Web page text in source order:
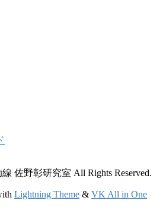
佐野彰研究室 All Rights Reserved.
Lightning Theme & VK All in One